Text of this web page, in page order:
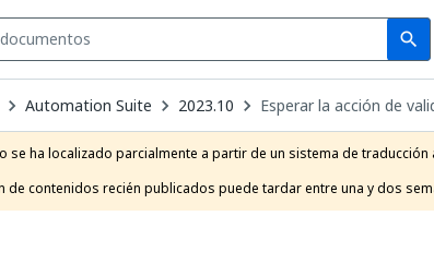
search
Search
Automation Suite 2023.10 Esperar la acción de
se ha localizado parcialmente a partir de un sistema de traducción
de contenidos recién publicados puede tardar entre una y dos